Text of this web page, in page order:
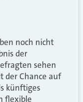
noch nicht
der
sehen
der Chance auf
künftiges
flexible